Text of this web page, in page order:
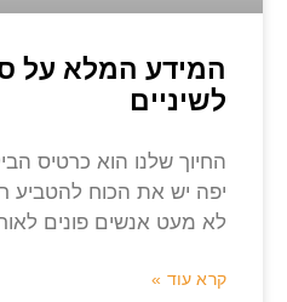
המידע המלא על
לשיניים
החיוך שלנו הוא כרטיס
יפה יש את הכוח להטביע
לא מעט אנשים פונים
קרא עוד »